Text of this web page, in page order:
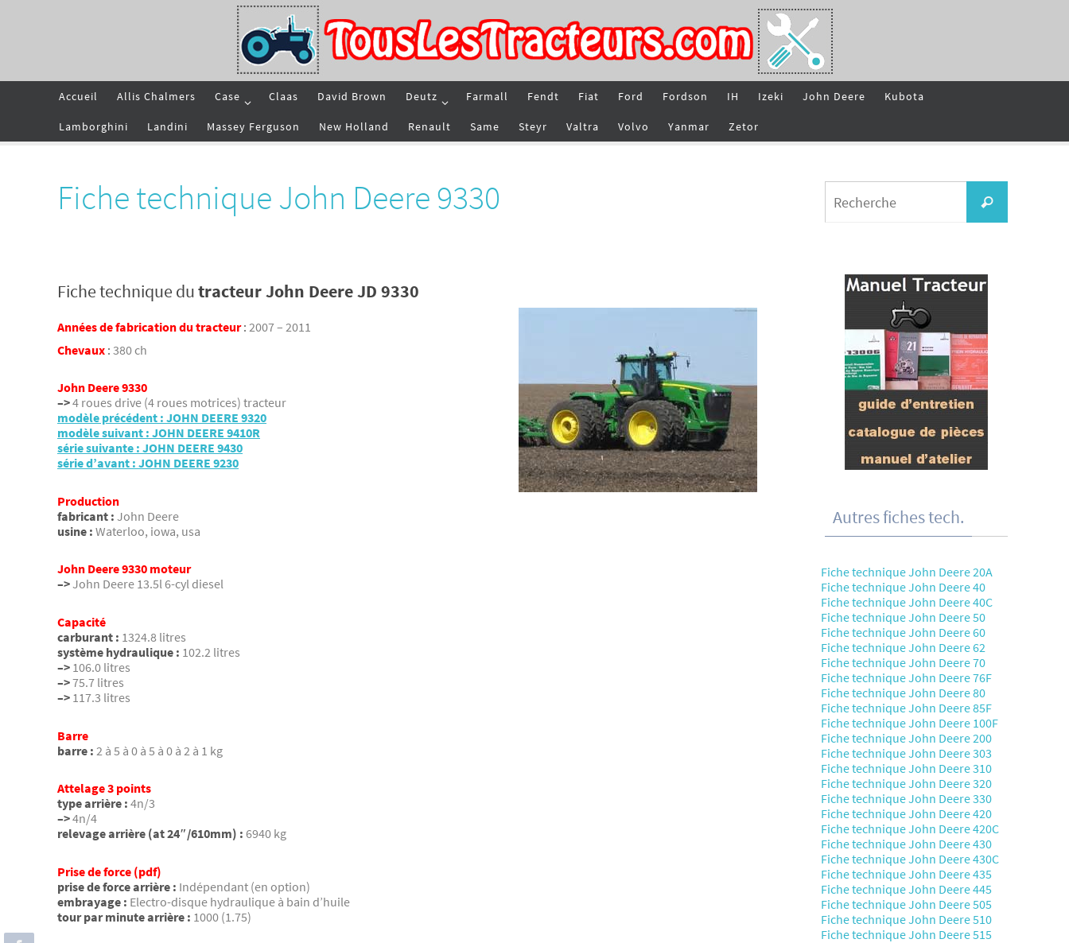
Accueil Allis Chalmers Case Claas David Brown Deutz Farmall Fendt Fiat Ford Fordson IH Izeki John Deere Kubota
Lamborghini Landini Massey Ferguson New Holland Renault Same Steyr Valtra Volvo Yanmar Zetor
Fiche technique John Deere 9330
Fiche technique dutracteur John Deere JD 9330
Années de fabrication du tracteur: 2007 – 2011
Chevaux : 380 ch
John Deere 9330
–>4 roues drive (4 roues motrices) tracteur
modèle précédent : JOHN DEERE 9320
modèle suivant : JOHN DEERE 9410R
série suivante : JOHN DEERE 9430
série d’avant : JOHN DEERE 9230
Production
fabricant : John Deere
usine : Waterloo, iowa, usa
John Deere 9330 moteur
–>John Deere 13.5l 6-cyl diesel
Capacité
carburant : 1324.8 litres
système hydraulique : 102.2 litres
–> 106.0 litres
–>75.7 litres
–> 117.3 litres
Barre
barre : 2 à 5 à 0 à 5 à 0 à 2 à 1 kg
Attelage 3 points
type arrière : 4n/3
–>4n/4
relevage arrière (at 24″/610mm) : 6940 kg
Prise de force (pdf)
prise de force arrière : Indépendant (en option)
embrayage : Electro-disque hydraulique à bain d’huile
tour par minute arrière : 1000 (1.75)
Recherche
Autres fiches tech.
Fiche technique John Deere 20A
Fiche technique John Deere 40
Fiche technique John Deere 40C
Fiche technique John Deere 50
Fiche technique John Deere 60
Fiche technique John Deere 62
Fiche technique John Deere 70
Fiche technique John Deere 76F
Fiche technique John Deere 80
Fiche technique John Deere 85F
Fiche technique John Deere 100F
Fiche technique John Deere 200
Fiche technique John Deere 303
Fiche technique John Deere 310
Fiche technique John Deere 320
Fiche technique John Deere 330
Fiche technique John Deere 420
Fiche technique John Deere 420C
Fiche technique John Deere 430
Fiche technique John Deere 430C
Fiche technique John Deere 435
Fiche technique John Deere 445
Fiche technique John Deere 505
Fiche technique John Deere 510
Fiche technique John Deere 515